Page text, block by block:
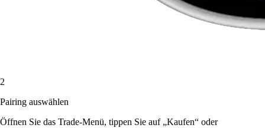
2
Pairing auswählen
Öffnen Sie das Trade-Menü, tippen Sie auf „Kaufen“ oder